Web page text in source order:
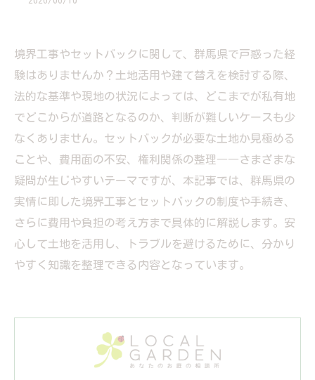
境界工事やセットバックに関して、群馬県で戸惑った経
験はありませんか？土地活用や建て替えを検討する際、
法的な基準や現地の状況によっては、どこまでが私有地
でどこからが道路となるのか、判断が難しいケースも少
なくありません。セットバックが必要な土地か見極める
ことや、費用面の不安、権利関係の整理――さまざまな
疑問が生じやすいテーマですが、本記事では、群馬県の
実情に即した境界工事とセットバックの制度や手続き、
さらに費用や負担の考え方まで具体的に解説します。安
心して土地を活用し、トラブルを避けるために、分かり
やすく知識を整理できる内容となっています。